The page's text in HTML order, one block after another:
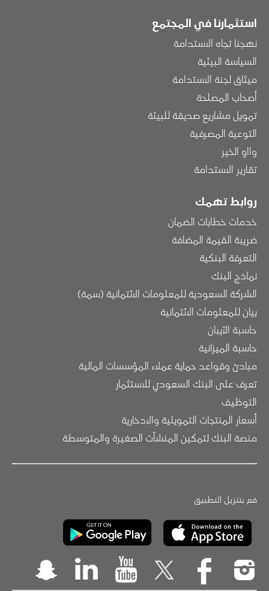
استثمارنا في المجتمع
نهجنا تجاه الاستدامة
السياسة البيئية
ميثاق لجنة الاستدامة
أصحاب المصلحة
تمويل مشاريع صديقة للبيئة
التوعية المصرفية
وااو الخير
تقارير الاستدامة
روابط تهمك
خدمات خطابات الضمان
ضريبة القيمة المضافة
التعرفة البنكية
نماذج البنك
الشركة السعودية للمعلومات الائتمانية (سمة)
بيان للمعلومات الائتمانية
حاسبة الآيبان
حاسبة الميزانية
مبادئ وقواعد حماية عملاء المؤسسات المالية
تعرف على البنك السعودي للاستثمار
التوظيف
أسعار المنتجات التمويلية والادخارية
منصة البنك لتمكين المنشآت الصغيرة والمتوسطة
قم بتنزيل التطبيق